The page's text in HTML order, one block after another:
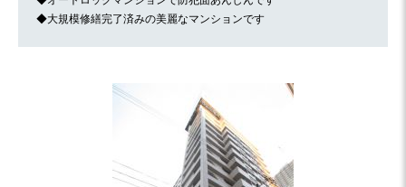
◆大規模修繕完了済みの美麗なマンションです